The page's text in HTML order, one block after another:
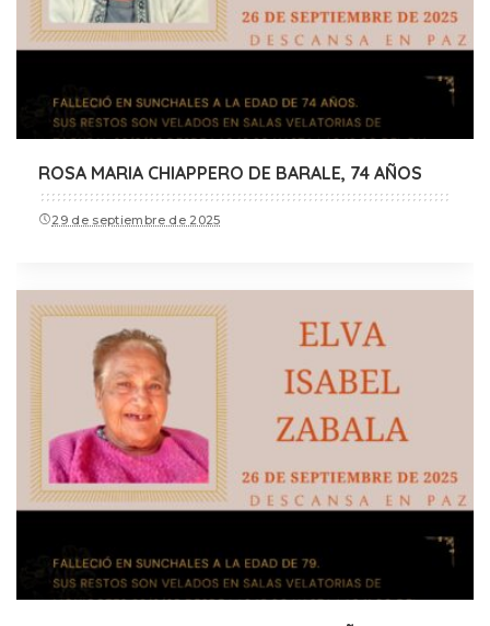
ROSA MARIA CHIAPPERO DE BARALE, 74 AÑOS
29 de septiembre de 2025